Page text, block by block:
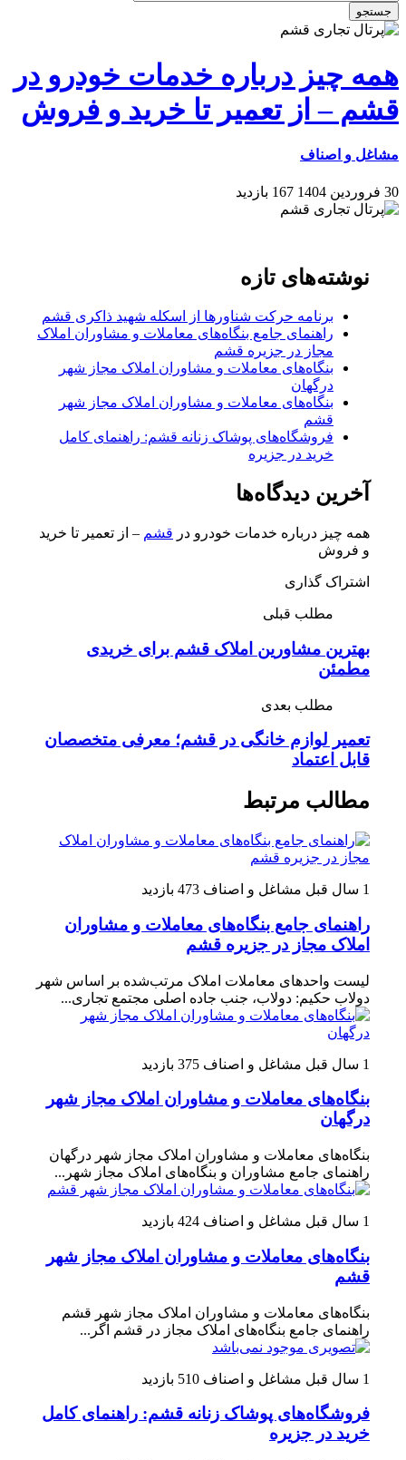
جستجو
همه چیز درباره خدمات خودرو در
قشم – از تعمیر تا خرید و فروش
مشاغل و اصناف
30 فروردین 1404 167 بازدید
نوشته‌های تازه
برنامه حرکت شناورها از اسکله شهید ذاکری قشم
راهنمای جامع بنگاه‌های معاملات و مشاوران املاک
مجاز در جزیره قشم
بنگاه‌های معاملات و مشاوران املاک مجاز شهر
درگهان
بنگاه‌های معاملات و مشاوران املاک مجاز شهر
قشم
فروشگاه‌های پوشاک زنانه قشم: راهنمای کامل
خرید در جزیره
آخرین دیدگاه‌ها
همه چیز درباره خدمات خودرو در قشم – از تعمیر تا خرید
و فروش
اشتراک گذاری
مطلب قبلی
بهترین مشاورین املاک قشم برای خریدی
مطمئن
مطلب بعدی
تعمیر لوازم خانگی در قشم؛ معرفی متخصصان
قابل اعتماد
مطالب مرتبط
1 سال قبل مشاغل و اصناف 473 بازدید
راهنمای جامع بنگاه‌های معاملات و مشاوران
املاک مجاز در جزیره قشم
لیست واحدهای معاملات املاک مرتب‌شده بر اساس شهر
دولاب حکیم: دولاب، جنب جاده اصلی مجتمع تجاری...
1 سال قبل مشاغل و اصناف 375 بازدید
بنگاه‌های معاملات و مشاوران املاک مجاز شهر
درگهان
بنگاه‌های معاملات و مشاوران املاک مجاز شهر درگهان
راهنمای جامع مشاوران و بنگاه‌های املاک مجاز شهر...
1 سال قبل مشاغل و اصناف 424 بازدید
بنگاه‌های معاملات و مشاوران املاک مجاز شهر
قشم
بنگاه‌های معاملات و مشاوران املاک مجاز شهر قشم
راهنمای جامع بنگاه‌های املاک مجاز در قشم اگر...
1 سال قبل مشاغل و اصناف 510 بازدید
فروشگاه‌های پوشاک زنانه قشم: راهنمای کامل
خرید در جزیره